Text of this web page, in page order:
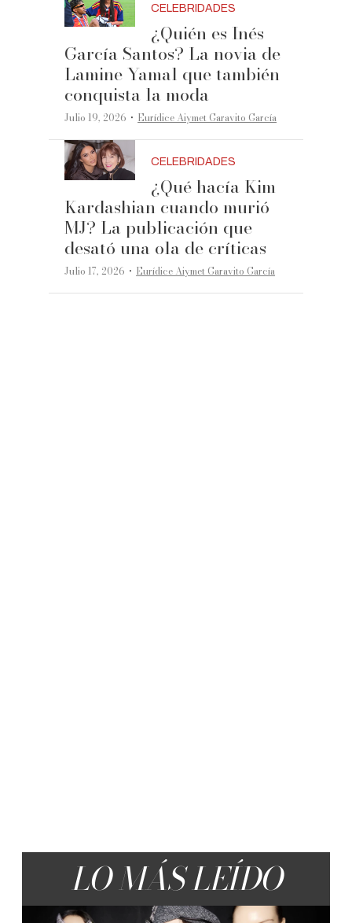
CELEBRIDADES
¿Quién es Inés
García Santos? La novia de
Lamine Yamal que también
conquista la moda
Julio 19, 2026 ·Eurídice Aiymet Garavito García
CELEBRIDADES
¿Qué hacía Kim
Kardashian cuando murió
MJ? La publicación que
desató una ola de críticas
Julio 17, 2026 ·Eurídice Aiymet Garavito García
LO MÁS LEÍDO